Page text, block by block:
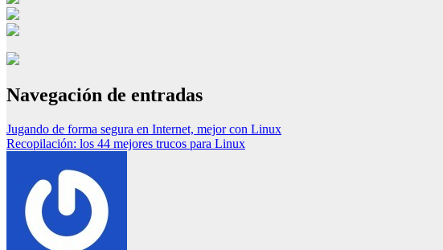
Navegación de entradas
Jugando de forma segura en Internet, mejor con Linux
Recopilación: los 44 mejores trucos para Linux